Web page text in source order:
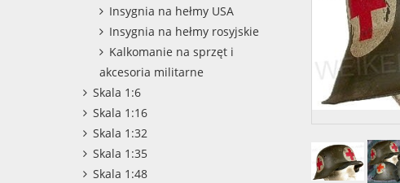
Insygnia na hełmy USA
Insygnia na hełmy rosyjskie
Kalkomanie na sprzęt i
akcesoria militarne
Skala 1:6
Skala 1:16
Skala 1:32
Skala 1:35
Skala 1:48